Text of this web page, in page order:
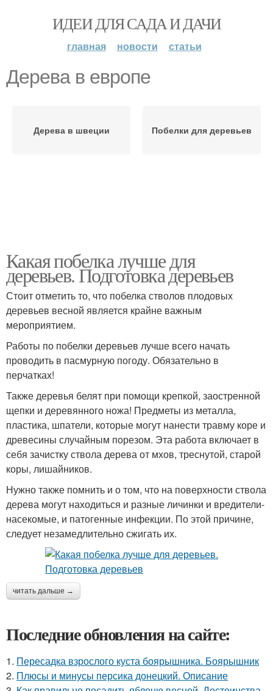
ИДЕИ ДЛЯ САДА И ДАЧИ
главная новости статьи
Дерева в европе
Дерева в швеции Побелки для деревьев
Какая побелка лучше для
деревьев. Подготовка деревьев
Стоит отметить то, что побелка стволов плодовых
деревьев весной является крайне важным
мероприятием.
Работы по побелки деревьев лучше всего начать
проводить в пасмурную погоду. Обязательно в
перчатках!
Также деревья белят при помощи крепкой, заостренной
щепки и деревянного ножа! Предметы из металла,
пластика, шпатели, которые могут нанести травму коре и
древесины случайным порезом. Эта работа включает в
себя зачистку ствола дерева от мхов, треснутой, старой
коры, лишайников.
Нужно также помнить и о том, что на поверхности ствола
дерева могут находиться и разные личинки и вредители-
насекомые, и патогенные инфекции. По этой причине,
следует незамедлительно сжигать их.
читать дальше →
Последние обновления на сайте:
1. Пересадка взрослого куста боярышника. Боярышник
2. Плюсы и минусы персика донецкий. Описание